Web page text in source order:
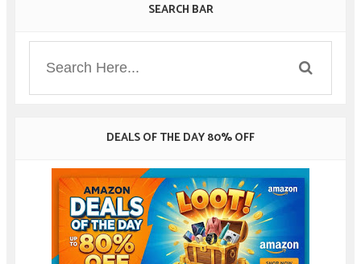
SEARCH BAR
DEALS OF THE DAY 80% OFF